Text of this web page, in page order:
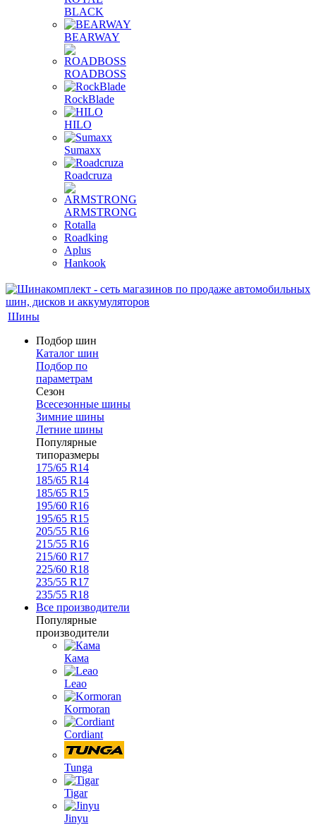
BLACK
BEARWAY
ROADBOSS
RockBlade
HILO
Sumaxx
Roadcruza
ARMSTRONG
Rotalla
Roadking
Aplus
Hankook
Шины
Подбор шин
Каталог шин
Подбор по
параметрам
Сезон
Всесезонные шины
Зимние шины
Летние шины
Популярные
типоразмеры
175/65 R14
185/65 R14
185/65 R15
195/60 R16
195/65 R15
205/55 R16
215/55 R16
215/60 R17
225/60 R18
235/55 R17
235/55 R18
Все производители
Популярные
производители
Кама
Leao
Kormoran
Cordiant
Tunga
Tigar
Jinyu